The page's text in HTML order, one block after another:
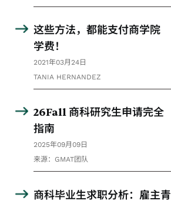
这些方法，都能支付商学院
学费！
2021年03月24日
TANIA HERNANDEZ
26Fall 商科研究生申请完全
指南
2025年09月09日
来源：GMAT团队
商科毕业生求职分析：雇主青